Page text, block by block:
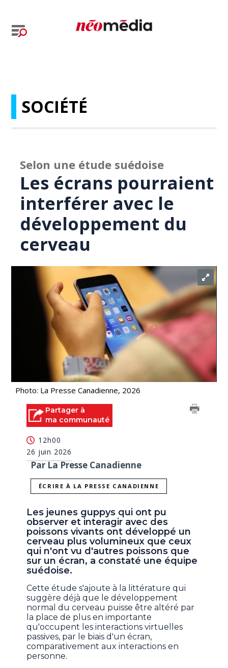
SOCIÉTÉ
Selon une étude suédoise
Les écrans pourraient
interférer avec le
développement du
cerveau
Photo: La Presse Canadienne, 2026
Partager à
ma communauté
12h00
26 juin 2026
Par La Presse Canadienne
ÉCRIRE À LA PRESSE CANADIENNE
Les jeunes guppys qui ont pu
observer et interagir avec des
poissons vivants ont développé un
cerveau plus volumineux que ceux
qui n'ont vu d'autres poissons que
sur un écran, a constaté une équipe
suédoise.
Cette étude s'ajoute à la littérature qui
suggère déjà que le développement
normal du cerveau puisse être altéré par
la place de plus en importante
qu'occupent les interactions virtuelles
passives, par le biais d'un écran,
comparativement aux interactions en
personne.